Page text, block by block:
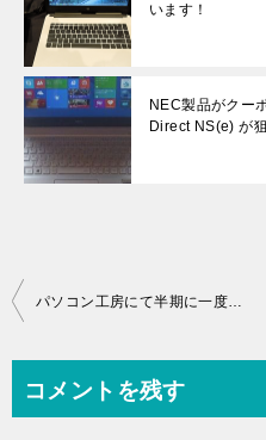
います！
NEC製品がクー
Direct NS(e) が
投
ビ
パソコン工房にて半期に一度の決算SALE！オススメはFF14推奨デスクトップ「GS7100-i7-RXB-FFXIV 」
コメントを残す